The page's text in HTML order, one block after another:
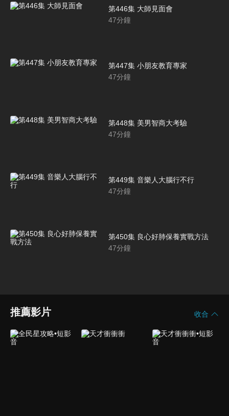
第446集 大師見面會
47分鐘
第447集 小朋友教育專家
47分鐘
第448集 美男智商大考驗
47分鐘
第449集 音樂人大腦行不行
47分鐘
第450集 良心好肺保養實戰方法
47分鐘
推薦影片 收合